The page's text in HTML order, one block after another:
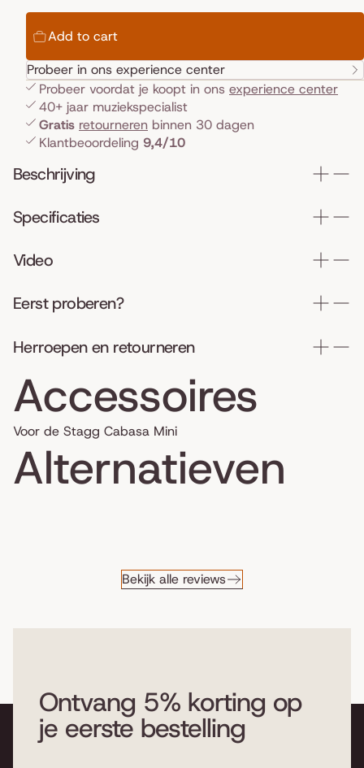
Add to cart
Probeer in ons experience center
Probeer voordat je koopt in ons experience center
40+ jaar muziekspecialist
Gratis retourneren binnen 30 dagen
Klantbeoordeling 9,4/10
Beschrijving
Specificaties
Video
Eerst proberen?
Herroepen en retourneren
Accessoires
Voor de Stagg Cabasa Mini
Alternatieven
Bekijk alle reviews
Ontvang 5% korting op
je eerste bestelling